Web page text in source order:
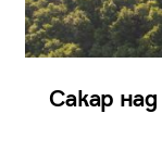
Сакар